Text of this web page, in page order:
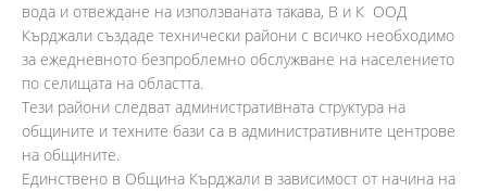
вода и отвеждане на използваната такава, В и К ООД
Кърджали създаде технически райони с всичко необходимо
за ежедневното безпроблемно обслужване на населението
по селищата на областта.
Тези райони следват административната структура на
общините и техните бази са в административните центрове
на общините.
Единствено в Община Кърджали в зависимост от начина на